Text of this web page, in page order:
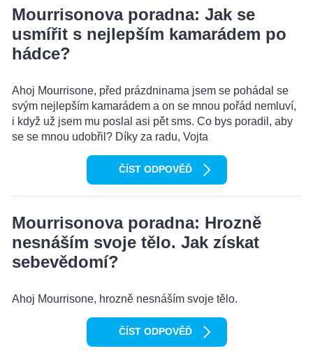
Mourrisonova poradna: Jak se
usmířit s nejlepším kamarádem po
hádce?
Ahoj Mourrisone, před prázdninama jsem se pohádal se
svým nejlepším kamarádem a on se mnou pořád nemluví,
i když už jsem mu poslal asi pět sms. Co bys poradil, aby
se se mnou udobřil? Díky za radu, Vojta
ČÍST ODPOVĚĎ
Mourrisonova poradna: Hrozně
nesnáším svoje tělo. Jak získat
sebevědomí?
Ahoj Mourrisone, hrozně nesnáším svoje tělo.
ČÍST ODPOVĚĎ